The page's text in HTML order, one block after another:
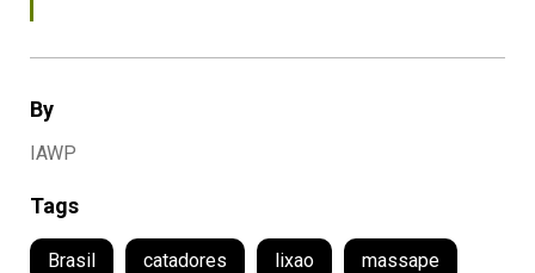
By
IAWP
Tags
Brasil catadores lixao massape